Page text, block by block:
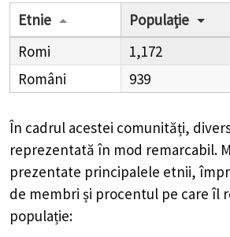
Etnie Populație
Romi
1,172
Români
939
În cadrul acestei comunități,
reprezentată în mod remarcabil.
prezentate principalele etnii,
de membri și procentul pe care îl
populație: